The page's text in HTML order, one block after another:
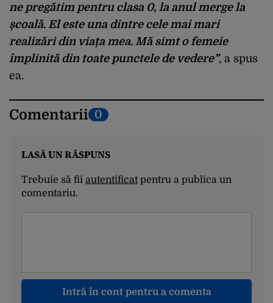
ne pregătim pentru clasa 0, la anul merge la
școală. El este una dintre cele mai mari
realizări din viața mea. Mă simt o femeie
împlinită din toate punctele de vedere”, a spus
ea.
Comentarii 0
LASĂ UN RĂSPUNS
Trebuie să fii autentificatpentru a publica un
comentariu.
Intră în cont pentru a comenta